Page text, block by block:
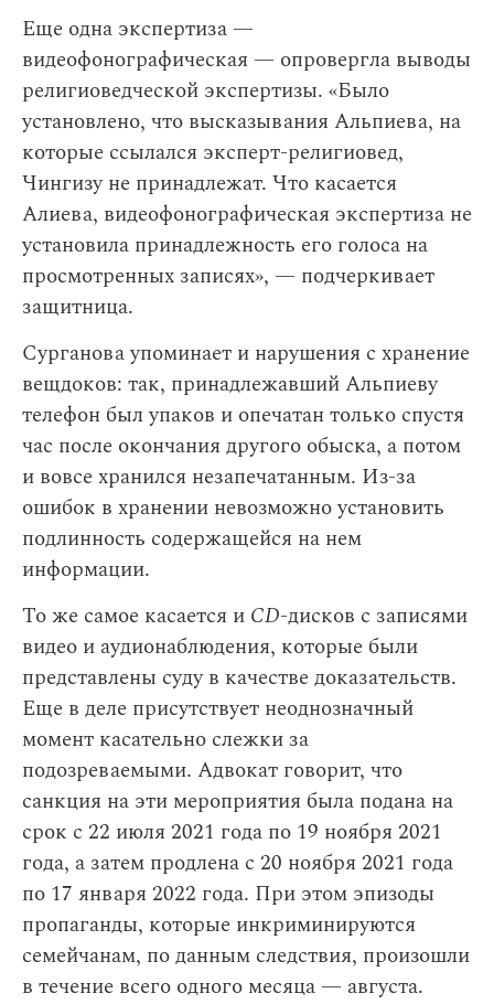
Еще одна экспертиза —
видеофонографическая — опровергла выводы
религиоведческой экспертизы. «Было
установлено, что высказывания Альпиева, на
которые ссылался эксперт-религиовед,
Чингизу не принадлежат. Что касается
Алиева, видеофонографическая экспертиза не
установила принадлежность его голоса на
просмотренных записях», — подчеркивает
защитница.
Сурганова упоминает и нарушения с хранение
вещдоков: так, принадлежавший Альпиеву
телефон был упаков и опечатан только спустя
час после окончания другого обыска, а потом
и вовсе хранился незапечатанным. Из-за
ошибок в хранении невозможно установить
подлинность содержащейся на нем
информации.
То же самое касается и CD-дисков с записями
видео и аудионаблюдения, которые были
представлены суду в качестве доказательств.
Еще в деле присутствует неоднозначный
момент касательно слежки за
подозреваемыми. Адвокат говорит, что
санкция на эти мероприятия была подана на
срок с 22 июля 2021 года по 19 ноября 2021
года, а затем продлена с 20 ноября 2021 года
по 17 января 2022 года. При этом эпизоды
пропаганды, которые инкриминируются
семейчанам, по данным следствия, произошли
в течение всего одного месяца — августа.